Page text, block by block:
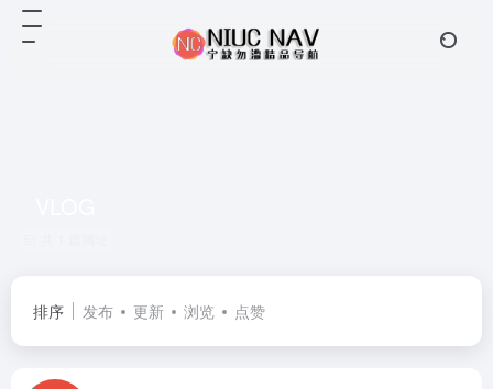
排序 发布 更新 浏览 点赞